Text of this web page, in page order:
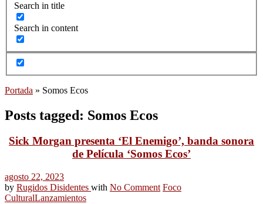
Search in title
Search in content
Portada » Somos Ecos
Posts tagged: Somos Ecos
Sick Morgan presenta ‘El Enemigo’, banda sonora
de Película ‘Somos Ecos’
agosto 22, 2023
by Rugidos Disidentes with No Comment Foco
CulturalLanzamientos